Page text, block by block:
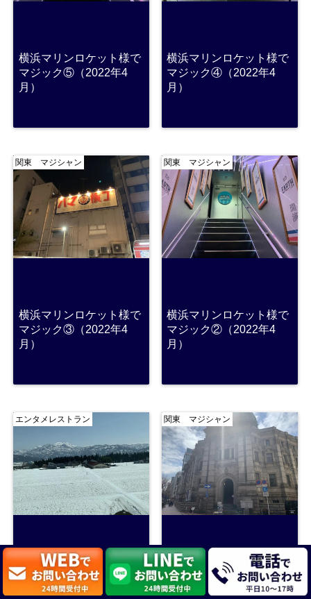
横浜マリンロケット様で
マジック⑤（2022年4
月）
横浜マリンロケット様で
マジック④（2022年4
月）
関東 マジシャン
横浜マリンロケット様で
マジック③（2022年4
月）
関東 マジシャン
横浜マリンロケット様で
マジック②（2022年4
月）
エンタメレストラン
山形から東京、夜は横浜
マリンロケット様でマジ
関東 マジシャン
横浜マリンロケット様で
マジック①（2022年4